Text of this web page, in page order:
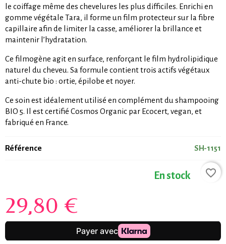
le coiffage même des chevelures les plus difficiles. Enrichi en
gomme végétale Tara, il forme un film protecteur sur la fibre
capillaire afin de limiter la casse, améliorer la brillance et
maintenir l’hydratation.
Ce filmogène agit en surface, renforçant le film hydrolipidique
naturel du cheveu. Sa formule contient trois actifs végétaux
anti-chute bio : ortie, épilobe et noyer.
Ce soin est idéalement utilisé en complément du shampooing
BIO 5. Il est certifié Cosmos Organic par Ecocert, vegan, et
fabriqué en France.
Référence SH-1151
En stock favorite_border
29,80 €